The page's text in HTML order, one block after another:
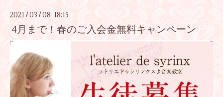
2021 / 03 /08 18:15
4月まで！春のご入会金無料キャンペーン